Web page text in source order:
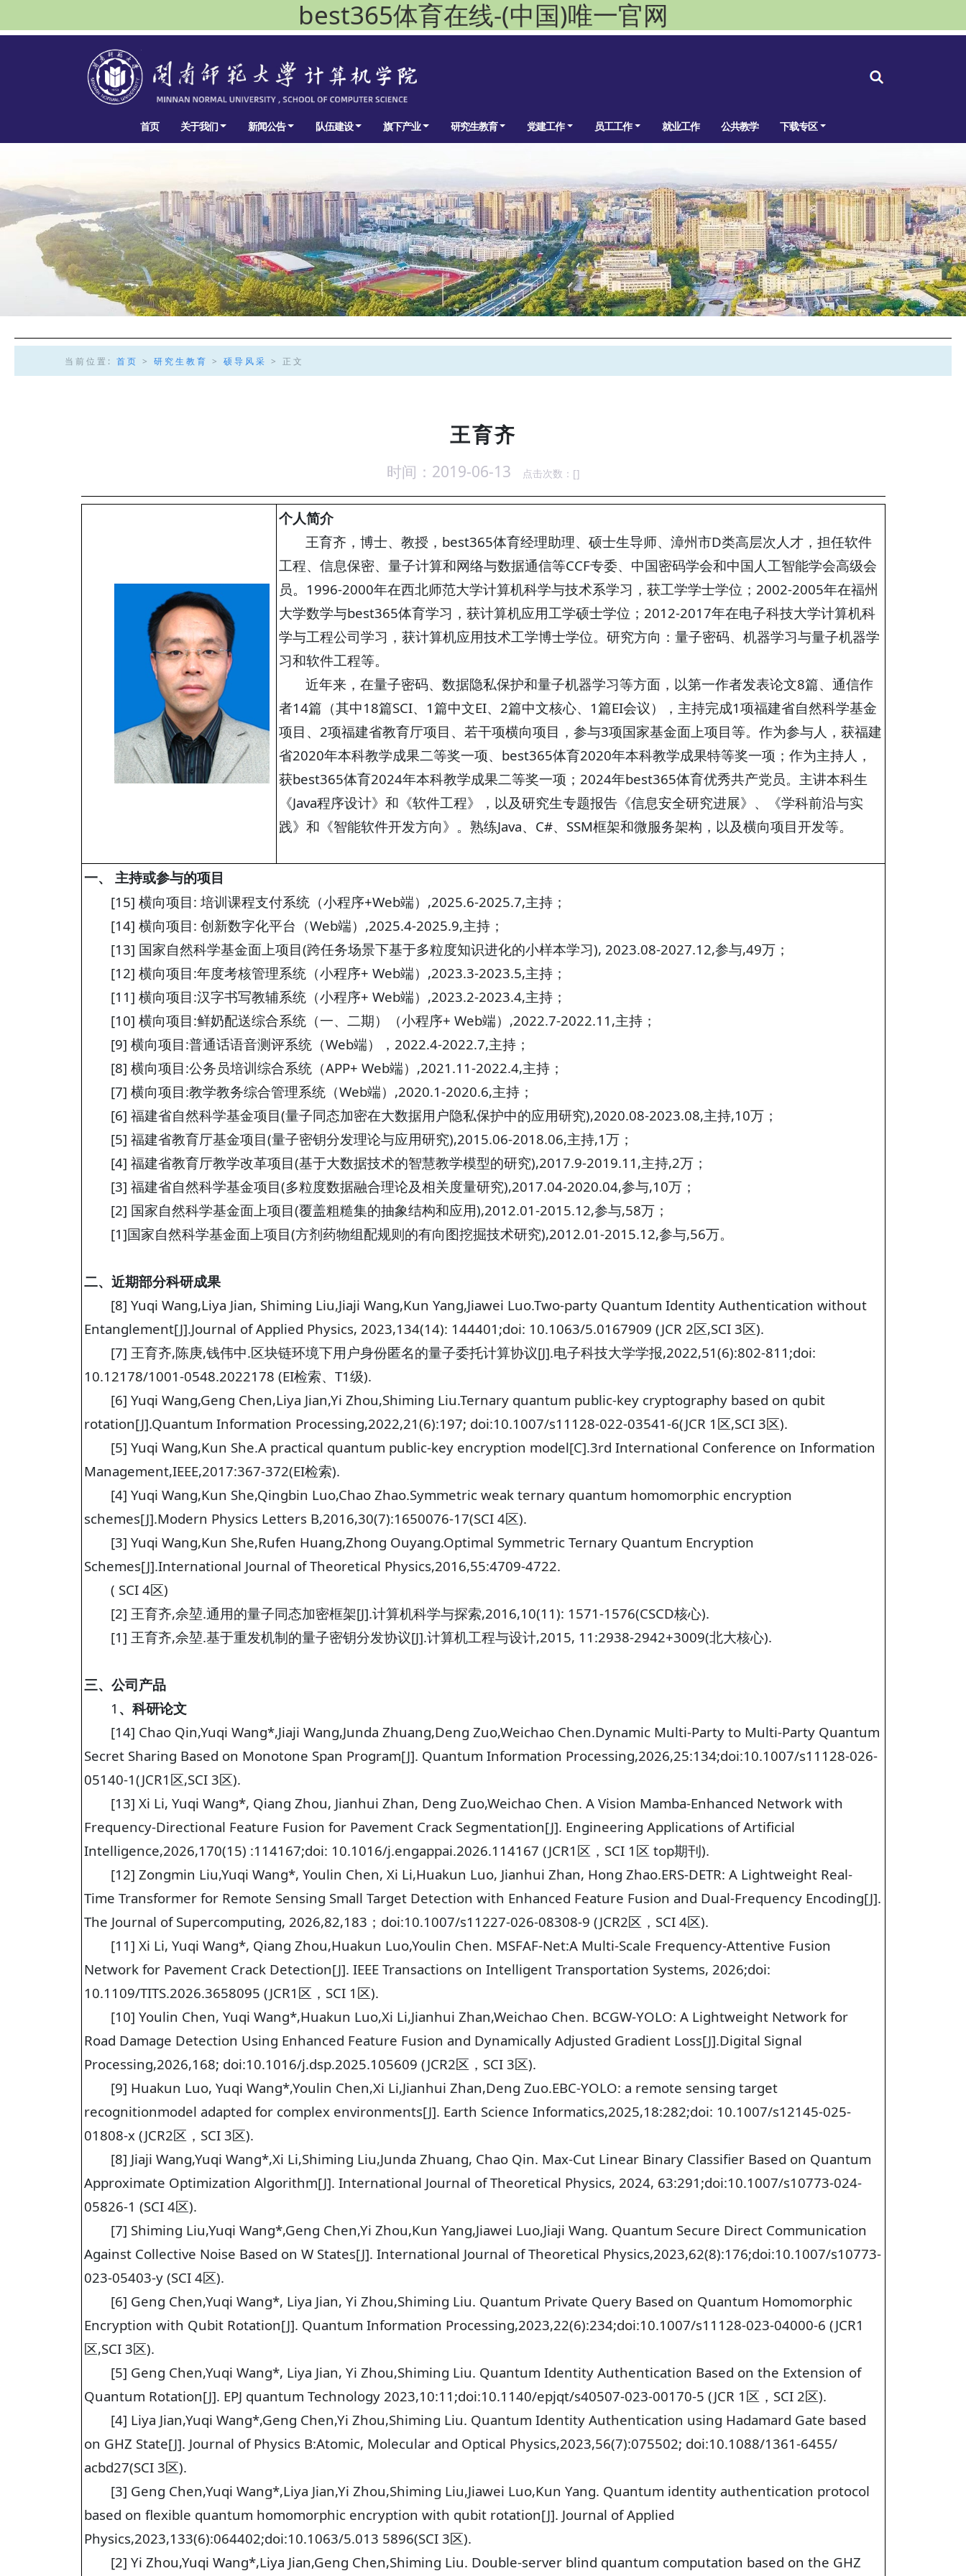
best365体育在线-(中国)唯一官网
首页 关于我们 新闻公告 队伍建设 旗下产业 研究生教育 党建工作 员工工作 就业工作 公共教学 下载专区
当前位置: 首页 > 研究生教育 > 硕导风采 > 正文
王育齐
时间：2019-06-13 点击次数：[]
个人简介
王育齐，博士、教授，best365体育经理助理、硕士生导师、漳州市D类高层次人才，担任软件
工程、信息保密、量子计算和网络与数据通信等CCF专委、中国密码学会和中国人工智能学会高级会
员。1996-2000年在西北师范大学计算机科学与技术系学习，获工学学士学位；2002-2005年在福州
大学数学与best365体育学习，获计算机应用工学硕士学位；2012-2017年在电子科技大学计算机科
学与工程公司学习，获计算机应用技术工学博士学位。研究方向：量子密码、机器学习与量子机器学
习和软件工程等。
近年来，在量子密码、数据隐私保护和量子机器学习等方面，以第一作者发表论文8篇、通信作
者14篇（其中18篇SCI、1篇中文EI、2篇中文核心、1篇EI会议），主持完成1项福建省自然科学基金
项目、2项福建省教育厅项目、若干项横向项目，参与3项国家基金面上项目等。作为参与人，获福建
省2020年本科教学成果二等奖一项、best365体育2020年本科教学成果特等奖一项；作为主持人，
获best365体育2024年本科教学成果二等奖一项；2024年best365体育优秀共产党员。主讲本科生
《Java程序设计》和《软件工程》，以及研究生专题报告《信息安全研究进展》、《学科前沿与实
践》和《智能软件开发方向》。熟练Java、C#、SSM框架和微服务架构，以及横向项目开发等。
一、 主持或参与的项目
[15] 横向项目: 培训课程支付系统（小程序+Web端）,2025.6-2025.7,主持；
[14] 横向项目: 创新数字化平台（Web端）,2025.4-2025.9,主持；
[13] 国家自然科学基金面上项目(跨任务场景下基于多粒度知识进化的小样本学习), 2023.08-2027.12,参与,49万；
[12] 横向项目:年度考核管理系统（小程序+ Web端）,2023.3-2023.5,主持；
[11] 横向项目:汉字书写教辅系统（小程序+ Web端）,2023.2-2023.4,主持；
[10] 横向项目:鲜奶配送综合系统（一、二期）（小程序+ Web端）,2022.7-2022.11,主持；
[9] 横向项目:普通话语音测评系统（Web端），2022.4-2022.7,主持；
[8] 横向项目:公务员培训综合系统（APP+ Web端）,2021.11-2022.4,主持；
[7] 横向项目:教学教务综合管理系统（Web端）,2020.1-2020.6,主持；
[6] 福建省自然科学基金项目(量子同态加密在大数据用户隐私保护中的应用研究),2020.08-2023.08,主持,10万；
[5] 福建省教育厅基金项目(量子密钥分发理论与应用研究),2015.06-2018.06,主持,1万；
[4] 福建省教育厅教学改革项目(基于大数据技术的智慧教学模型的研究),2017.9-2019.11,主持,2万；
[3] 福建省自然科学基金项目(多粒度数据融合理论及相关度量研究),2017.04-2020.04,参与,10万；
[2] 国家自然科学基金面上项目(覆盖粗糙集的抽象结构和应用),2012.01-2015.12,参与,58万；
[1]国家自然科学基金面上项目(方剂药物组配规则的有向图挖掘技术研究),2012.01-2015.12,参与,56万。
二、近期部分科研成果
[8] Yuqi Wang,Liya Jian, Shiming Liu,Jiaji Wang,Kun Yang,Jiawei Luo.Two-party Quantum Identity Authentication without
Entanglement[J].Journal of Applied Physics, 2023,134(14): 144401;doi: 10.1063/5.0167909 (JCR 2区,SCI 3区).
[7] 王育齐,陈庚,钱伟中.区块链环境下用户身份匿名的量子委托计算协议[J].电子科技大学学报,2022,51(6):802-811;doi:
10.12178/1001-0548.2022178 (EI检索、T1级).
[6] Yuqi Wang,Geng Chen,Liya Jian,Yi Zhou,Shiming Liu.Ternary quantum public-key cryptography based on qubit
rotation[J].Quantum Information Processing,2022,21(6):197; doi:10.1007/s11128-022-03541-6(JCR 1区,SCI 3区).
[5] Yuqi Wang,Kun She.A practical quantum public-key encryption model[C].3rd International Conference on Information
Management,IEEE,2017:367-372(EI检索).
[4] Yuqi Wang,Kun She,Qingbin Luo,Chao Zhao.Symmetric weak ternary quantum homomorphic encryption
schemes[J].Modern Physics Letters B,2016,30(7):1650076-17(SCI 4区).
[3] Yuqi Wang,Kun She,Rufen Huang,Zhong Ouyang.Optimal Symmetric Ternary Quantum Encryption
Schemes[J].International Journal of Theoretical Physics,2016,55:4709-4722.
( SCI 4区)
[2] 王育齐,佘堃.通用的量子同态加密框架[J].计算机科学与探索,2016,10(11): 1571-1576(CSCD核心).
[1] 王育齐,佘堃.基于重发机制的量子密钥分发协议[J].计算机工程与设计,2015, 11:2938-2942+3009(北大核心).
三、公司产品
1 、科研论文
[14] Chao Qin,Yuqi Wang*,Jiaji Wang,Junda Zhuang,Deng Zuo,Weichao Chen.Dynamic Multi-Party to Multi-Party Quantum
Secret Sharing Based on Monotone Span Program[J]. Quantum Information Processing,2026,25:134;doi:10.1007/s11128-026-
05140-1(JCR1区,SCI 3区).
[13] Xi Li, Yuqi Wang*, Qiang Zhou, Jianhui Zhan, Deng Zuo,Weichao Chen. A Vision Mamba-Enhanced Network with
Frequency-Directional Feature Fusion for Pavement Crack Segmentation[J]. Engineering Applications of Artificial
Intelligence,2026,170(15) :114167;doi: 10.1016/j.engappai.2026.114167 (JCR1区，SCI 1区 top期刊).
[12] Zongmin Liu,Yuqi Wang*, Youlin Chen, Xi Li,Huakun Luo, Jianhui Zhan, Hong Zhao.ERS-DETR: A Lightweight Real-
Time Transformer for Remote Sensing Small Target Detection with Enhanced Feature Fusion and Dual-Frequency Encoding[J].
The Journal of Supercomputing, 2026,82,183；doi:10.1007/s11227-026-08308-9 (JCR2区，SCI 4区).
[11] Xi Li, Yuqi Wang*, Qiang Zhou,Huakun Luo,Youlin Chen. MSFAF-Net:A Multi-Scale Frequency-Attentive Fusion
Network for Pavement Crack Detection[J]. IEEE Transactions on Intelligent Transportation Systems, 2026;doi:
10.1109/TITS.2026.3658095 (JCR1区，SCI 1区).
[10] Youlin Chen, Yuqi Wang*,Huakun Luo,Xi Li,Jianhui Zhan,Weichao Chen. BCGW-YOLO: A Lightweight Network for
Road Damage Detection Using Enhanced Feature Fusion and Dynamically Adjusted Gradient Loss[J].Digital Signal
Processing,2026,168; doi:10.1016/j.dsp.2025.105609 (JCR2区，SCI 3区).
[9] Huakun Luo, Yuqi Wang*,Youlin Chen,Xi Li,Jianhui Zhan,Deng Zuo.EBC-YOLO: a remote sensing target
recognitionmodel adapted for complex environments[J]. Earth Science Informatics,2025,18:282;doi: 10.1007/s12145-025-
01808-x (JCR2区，SCI 3区).
[8] Jiaji Wang,Yuqi Wang*,Xi Li,Shiming Liu,Junda Zhuang, Chao Qin. Max-Cut Linear Binary Classifier Based on Quantum
Approximate Optimization Algorithm[J]. International Journal of Theoretical Physics, 2024, 63:291;doi:10.1007/s10773-024-
05826-1 (SCI 4区).
[7] Shiming Liu,Yuqi Wang*,Geng Chen,Yi Zhou,Kun Yang,Jiawei Luo,Jiaji Wang. Quantum Secure Direct Communication
Against Collective Noise Based on W States[J]. International Journal of Theoretical Physics,2023,62(8):176;doi:10.1007/s10773-
023-05403-y (SCI 4区).
[6] Geng Chen,Yuqi Wang*, Liya Jian, Yi Zhou,Shiming Liu. Quantum Private Query Based on Quantum Homomorphic
Encryption with Qubit Rotation[J]. Quantum Information Processing,2023,22(6):234;doi:10.1007/s11128-023-04000-6 (JCR1
区,SCI 3区).
[5] Geng Chen,Yuqi Wang*, Liya Jian, Yi Zhou,Shiming Liu. Quantum Identity Authentication Based on the Extension of
Quantum Rotation[J]. EPJ quantum Technology 2023,10:11;doi:10.1140/epjqt/s40507-023-00170-5 (JCR 1区，SCI 2区).
[4] Liya Jian,Yuqi Wang*,Geng Chen,Yi Zhou,Shiming Liu. Quantum Identity Authentication using Hadamard Gate based
on GHZ State[J]. Journal of Physics B:Atomic, Molecular and Optical Physics,2023,56(7):075502; doi:10.1088/1361-6455/
acbd27(SCI 3区).
[3] Geng Chen,Yuqi Wang*,Liya Jian,Yi Zhou,Shiming Liu,Jiawei Luo,Kun Yang. Quantum identity authentication protocol
based on flexible quantum homomorphic encryption with qubit rotation[J]. Journal of Applied
Physics,2023,133(6):064402;doi:10.1063/5.013 5896(SCI 3区).
[2] Yi Zhou,Yuqi Wang*,Liya Jian,Geng Chen,Shiming Liu. Double-server blind quantum computation based on the GHZ